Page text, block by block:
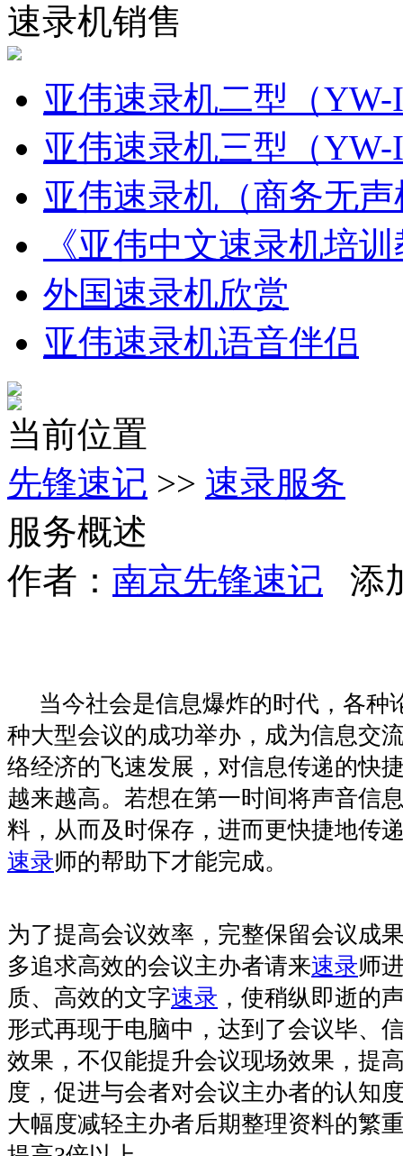
速录机销售
亚伟速录机二型（
亚伟速录机三型（
亚伟速录机（商务无
《亚伟中文速录机培
外国速录机欣赏
亚伟速录机语音伴侣
当前位置
先锋速记 >> 速录服务
服务概述
作者： 南京先锋速记 添
当今社会是信息爆炸的时代，各种
种大型会议的成功举办，成为信息交
络经济的飞速发展，对信息传递的快
越来越高。若想在第一时间将声音信
料，从而及时保存，进而更快捷地传
速录师的帮助下才能完成。
为了提高会议效率，完整保留会议成
多追求高效的会议主办者请来速录师
质、高效的文字速录 ，使稍纵即逝的
形式再现于电脑中，达到了会议毕、
效果，不仅能提升会议现场效果，提
度，促进与会者对会议主办者的认知
大幅度减轻主办者后期整理资料的繁